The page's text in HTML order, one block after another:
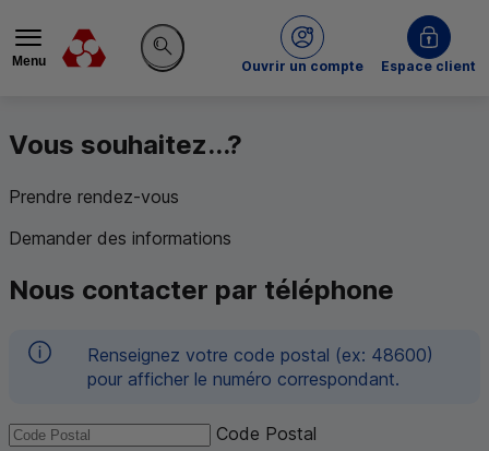
Menu
Rechercher sur le site
Ouvrir un compte
du Crédit MutuelEspace client
Vous souhaitez...?
Prendre rendez-vous
Demander des informations
Nous contacter par téléphone
Renseignez votre code postal (ex: 48600)
pour afficher le numéro correspondant.
Code Postal